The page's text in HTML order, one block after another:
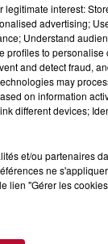
le
appareils
interest:
advertising;
Understand
profiles to personalise
and detect fraud,
may
on information
different devices;
et/ou partenaires
ne
lien "Gérer les